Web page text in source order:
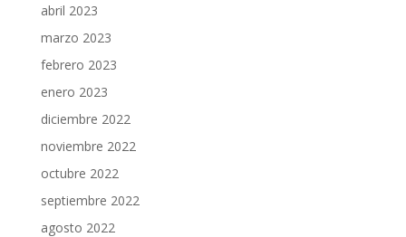
abril 2023
marzo 2023
febrero 2023
enero 2023
diciembre 2022
noviembre 2022
octubre 2022
septiembre 2022
agosto 2022